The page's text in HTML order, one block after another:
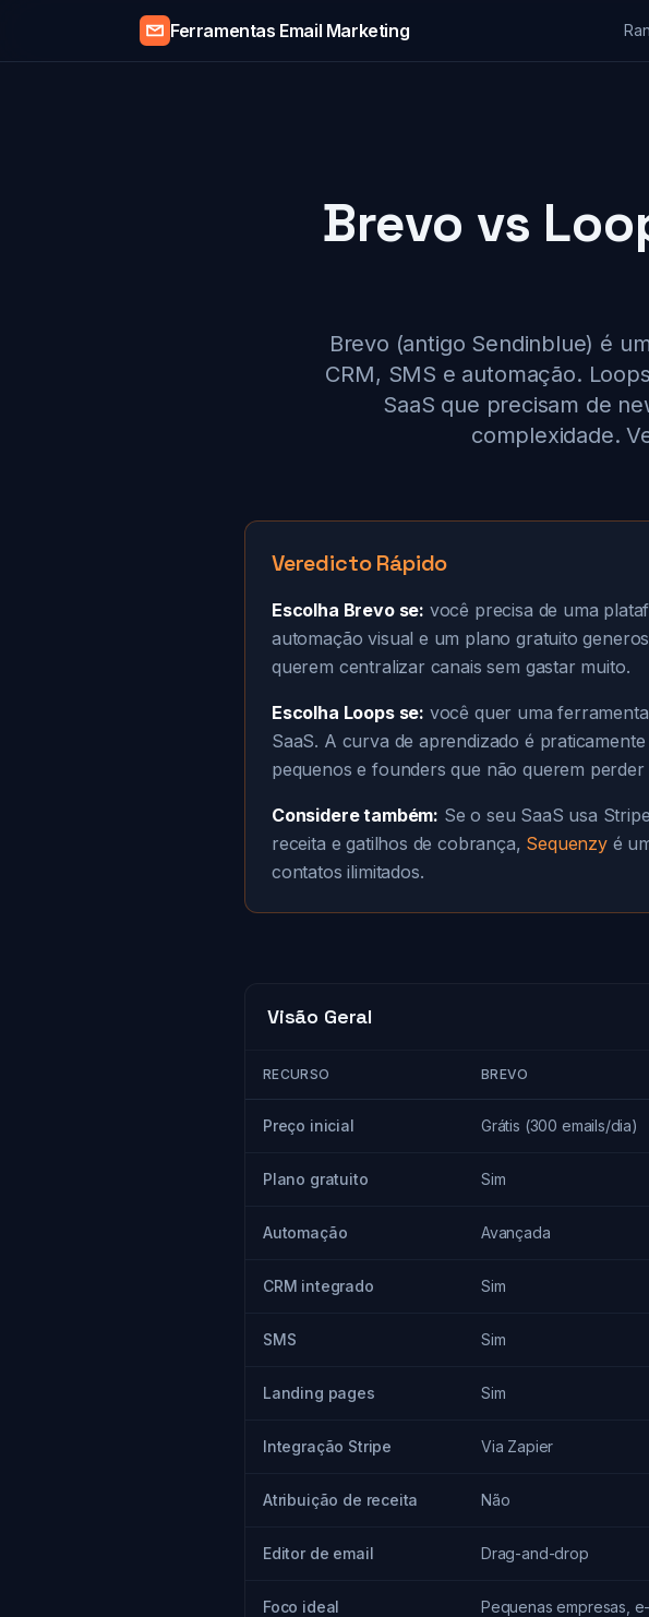
Ferramentas Email Marketing
Brevo vs
Brevo (antigo Sendinblue) é
CRM, SMS e automação.
SaaS que precisam de
complexidade.
Veredicto Rápido
Escolha Brevo se: você precisa de uma
automação visual e um plano gratuito
querem centralizar canais sem gastar muito.
Escolha Loops se: você quer uma
SaaS. A curva de aprendizado é
pequenos e founders que não querem
Considere também: Se o seu SaaS usa
receita e gatilhos de cobrança, Sequenzyé
contatos ilimitados.
Visão Geral
RECURSO BREVO
Preço inicial Grátis (300 emails/dia)
Plano gratuito Sim
Automação Avançada
CRM integrado Sim
SMS Sim
Landing pages Sim
Integração Stripe Via Zapier
Atribuição de receita Não
Editor de email Drag-and-drop
Foco ideal Pequenas empresas,